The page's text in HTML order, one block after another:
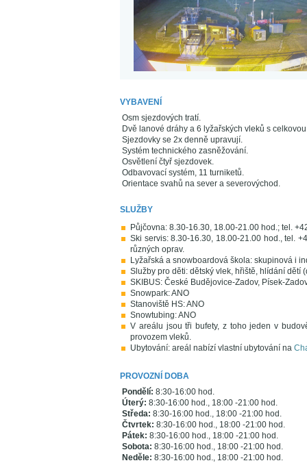
VYBAVENÍ
Osm sjezdových tratí.
Dvě lanové dráhy a 6 lyžařských vleků s
Sjezdovky se 2x denně upravují.
Systém technického zasněžování.
Osvětlení čtyř sjezdovek.
Odbavovací systém, 11 turniketů.
Orientace svahů na sever a severovýchod.
SLUŽBY
Půjčovna: 8.30-16.30, 18.00-21.00 hod.; tel.
Ski servis: 8.30-16.30, 18.00-21.00 hod., tel.
různých oprav.
Lyžařská a snowboardová škola: skupinová i
Služby pro děti: dětský vlek, hřiště, hlídání dětí
SKIBUS: České Budějovice-Zadov, Písek-
Snowpark: ANO
Stanoviště HS: ANO
Snowtubing: ANO
V areálu jsou tři bufety, z toho jeden v
provozem vleků.
Ubytování: areál nabízí vlastní ubytování na
PROVOZNÍ DOBA
Pondělí: 8:30-16:00 hod.
Úterý: 8:30-16:00 hod., 18:00 -21:00 hod.
Středa: 8:30-16:00 hod., 18:00 -21:00 hod.
Čtvrtek: 8:30-16:00 hod., 18:00 -21:00 hod.
Pátek: 8:30-16:00 hod., 18:00 -21:00 hod.
Sobota: 8:30-16:00 hod., 18:00 -21:00 hod.
Neděle: 8:30-16:00 hod., 18:00 -21:00 hod.